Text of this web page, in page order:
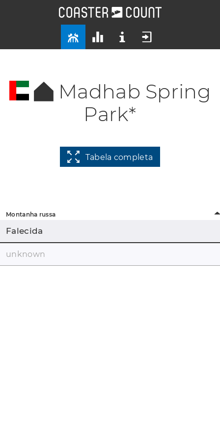
Madhab Spring
Park*
Tabela completa
Montanha russa
Falecida
unknown